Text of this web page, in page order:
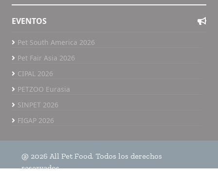
EVENTOS
Pet South America 2026
Pet Fair Asia 2026
CIPAL 2026
PETZOO Eurasia
SINPET 2026
FIGAP 2026
@ 2026 All Pet Food. Todos los derechos
reservados.